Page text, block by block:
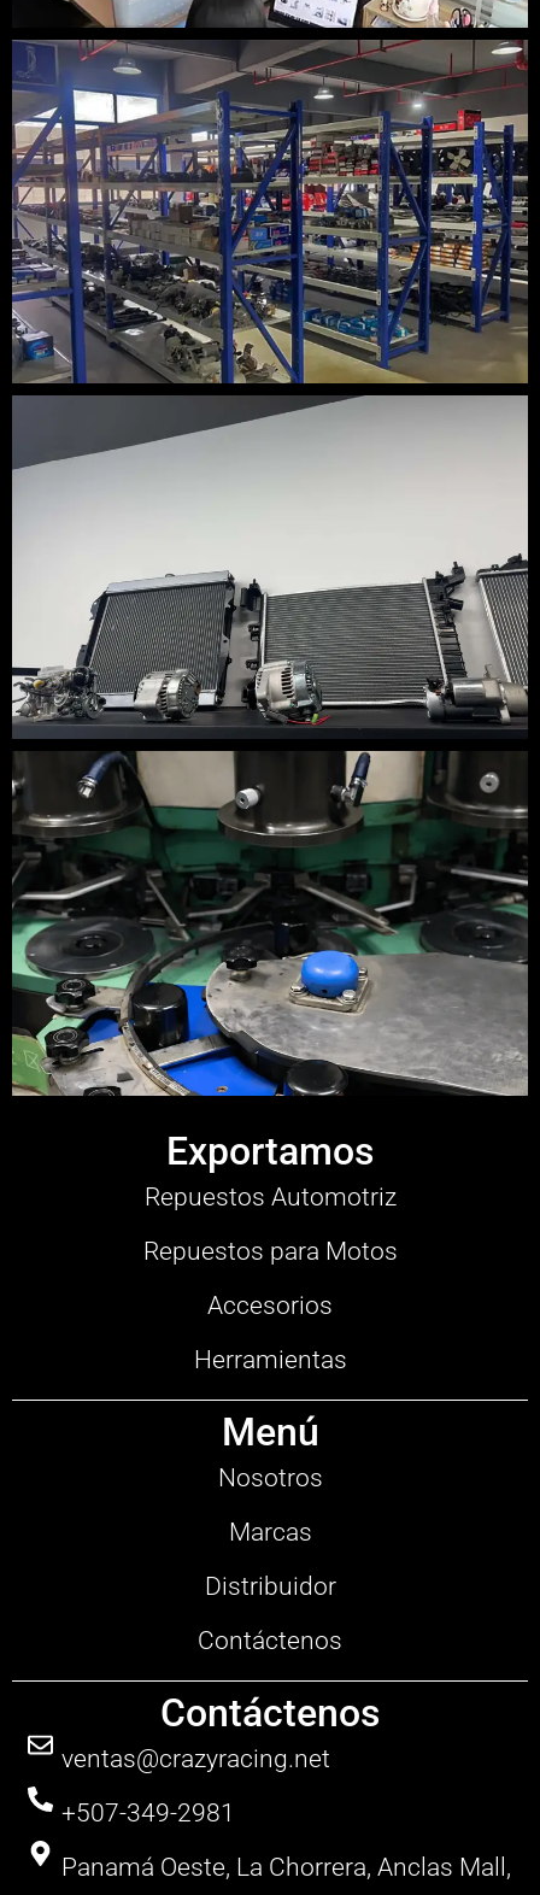
Exportamos
Repuestos Automotriz
Repuestos para Motos
Accesorios
Herramientas
Menú
Nosotros
Marcas
Distribuidor
Contáctenos
Contáctenos
ventas@crazyracing.net
+507-349-2981
Panamá Oeste, La Chorrera, Anclas Mall,